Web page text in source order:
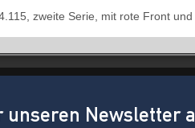
zweite Serie, mit rote Front
unseren Newsletter